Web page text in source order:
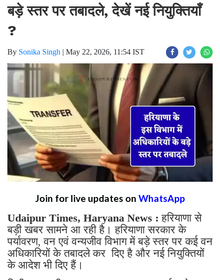
बड़े स्तर पर तबादले, देखें नई नियुक्तियाँ
?
By Sonika Singh | May 22, 2026, 11:54 IST
Join for live updates on WhatsApp
Udaipur Times, Haryana News : हरियाणा से
बड़ी खबर सामने आ रही है। हरियाणा सरकार के
पर्यावरण, वन एवं वन्यजीव विभाग में बड़े स्तर पर कई वन
अधिकारियों के तबादले कर दिए है और नई नियुक्तियों
के आदेश भी दिए हैं।